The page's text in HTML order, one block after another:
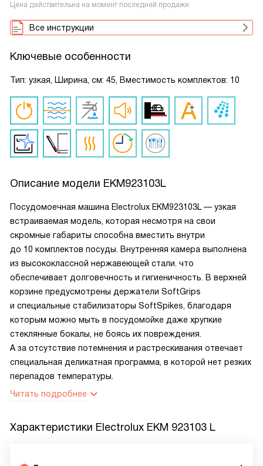
Цена действительна на момент последней продажи
Все инструкции
Ключевые особенности
Тип: узкая, Ширина, см: 45, Вместимость комплектов: 10
Описание модели EKM923103L
Посудомоечная машина Electrolux EKM923103L — узкая
встраиваемая модель, которая несмотря на свои
скромные габариты способна вместить внутри
до 10 комплектов посуды. Внутренняя камера выполнена
из высококлассной нержавеющей стали. что
обеспечивает долговечность и гигиеничность. В верхней
корзине предусмотрены держатели SoftGrips
и специальные стабилизаторы SoftSpikes, благодаря
которым можно мыть в посудомойке даже хрупкие
стеклянные бокалы, не боясь их повреждения.
А за отсутствие потемнения и растрескивания отвечает
специальная деликатная программа, в которой нет резких
перепадов температуры.
Читать подробнее
Характеристики Electrolux EKM 923103 L